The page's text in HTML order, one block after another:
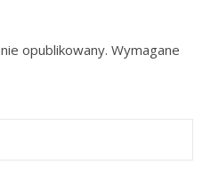
opublikowany. Wymagane